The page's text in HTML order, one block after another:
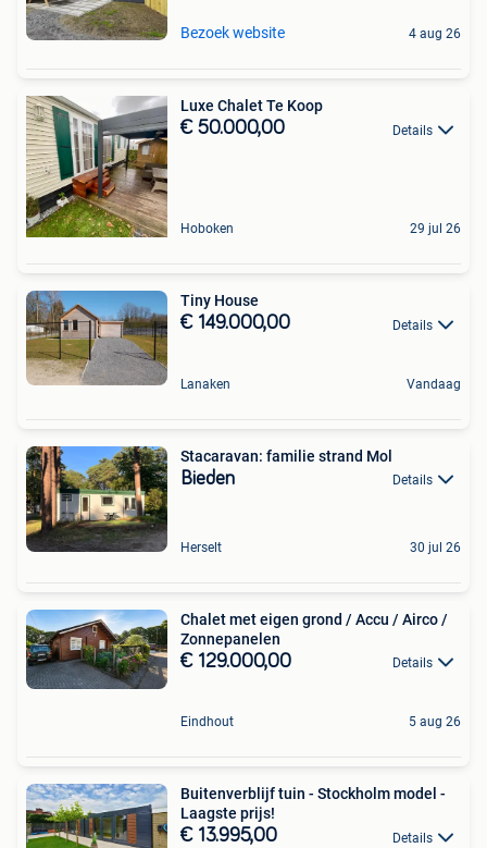
Bezoek website 4 aug 26
Luxe Chalet Te Koop
€ 50.000,00 Details
Hoboken 29 jul 26
Tiny House
€ 149.000,00 Details
Lanaken Vandaag
Stacaravan: familie strand Mol
Bieden Details
Herselt 30 jul 26
Chalet met eigen grond / Accu / Airco /
Zonnepanelen
€ 129.000,00 Details
Eindhout 5 aug 26
Buitenverblijf tuin - Stockholm model -
Laagste prijs!
€ 13.995,00 Details